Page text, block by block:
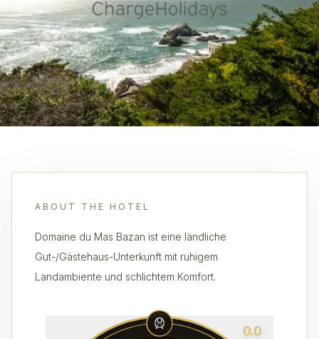
ABOUT THE HOTEL
Domaine du Mas Bazan ist eine ländliche
Gut-/Gästehaus-Unterkunft mit ruhigem
Landambiente und schlichtem Komfort.
0.0